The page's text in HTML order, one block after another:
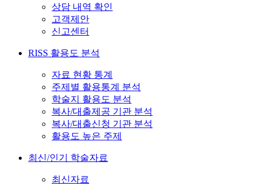
상담 내역 확인
고객제안
신고센터
RISS 활용도 분석
자료 현황 통계
주제별 활용통계 분석
학술지 활용도 분석
복사/대출제공 기관 분석
복사/대출신청 기관 분석
활용도 높은 주제
최신/인기 학술자료
최신자료